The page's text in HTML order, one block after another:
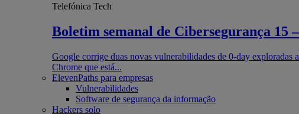
Telefónica Tech
Boletim semanal de Cibersegurança 15
Google corrige duas novas vulnerabilidades de 0-day
Chrome que está...
ElevenPaths para empresas
Vulnerabilidades
Software de segurança da informação
Hackers solo